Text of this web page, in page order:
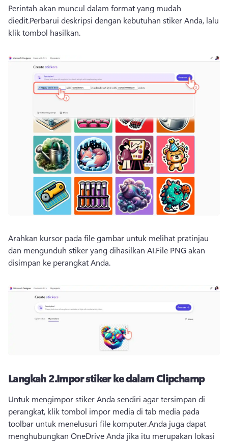
Perintah akan muncul dalam format yang mudah
diedit.Perbarui deskripsi dengan kebutuhan stiker Anda, lalu
klik tombol hasilkan.
Arahkan kursor pada file gambar untuk melihat pratinjau
dan mengunduh stiker yang dihasilkan AI.File PNG akan
disimpan ke perangkat Anda.
Langkah 2.Impor stiker ke dalam Clipchamp
Untuk mengimpor stiker Anda sendiri agar tersimpan di
perangkat, klik tombol impor media di tab media pada
toolbar untuk menelusuri file komputer.Anda juga dapat
menghubungkan OneDrive Anda jika itu merupakan lokasi